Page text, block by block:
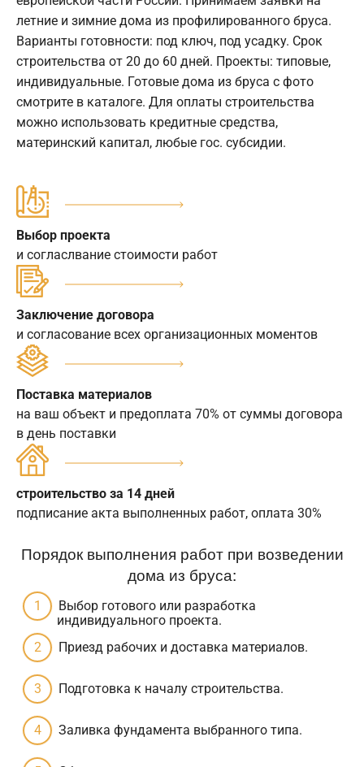
летние и зимние дома из профилированного бруса.
Варианты готовности: под ключ, под усадку. Срок
строительства от 20 до 60 дней. Проекты: типовые,
индивидуальные. Готовые дома из бруса с фото
смотрите в каталоге. Для оплаты строительства
можно использовать кредитные средства,
материнский капитал, любые гос. субсидии.
Выбор проекта
и согласлвание стоимости работ
Заключение договора
и согласование всех организационных моментов
Поставка материалов
на ваш объект и предоплата 70% от суммы договора
в день поставки
строительство за 14 дней
подписание акта выполненных работ, оплата 30%
Порядок выполнения работ при возведении
дома из бруса:
Выбор готового или разработка
индивидуального проекта.
Приезд рабочих и доставка материалов.
Подготовка к началу строительства.
Заливка фундамента выбранного типа.